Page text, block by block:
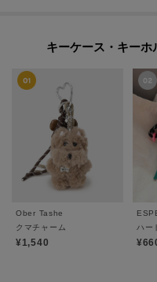
キーケース・キー
Ober Tashe
クマチャーム
¥1,540
ハー